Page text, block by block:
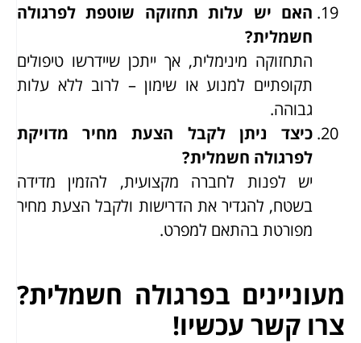
האם יש עלות תחזוקה שוטפת לפרגולה
חשמלית?
התחזוקה מינימלית, אך ייתכן שיידרשו טיפולים
תקופתיים למנוע או שימון – לרוב ללא עלות
גבוהה.
כיצד ניתן לקבל הצעת מחיר מדויקת
לפרגולה חשמלית?
יש לפנות לחברה מקצועית, להזמין מדידה
בשטח, להגדיר את הדרישות ולקבל הצעת מחיר
מפורטת בהתאם למפרט.
מעוניינים בפרגולה חשמלית?
צרו קשר עכשיו!